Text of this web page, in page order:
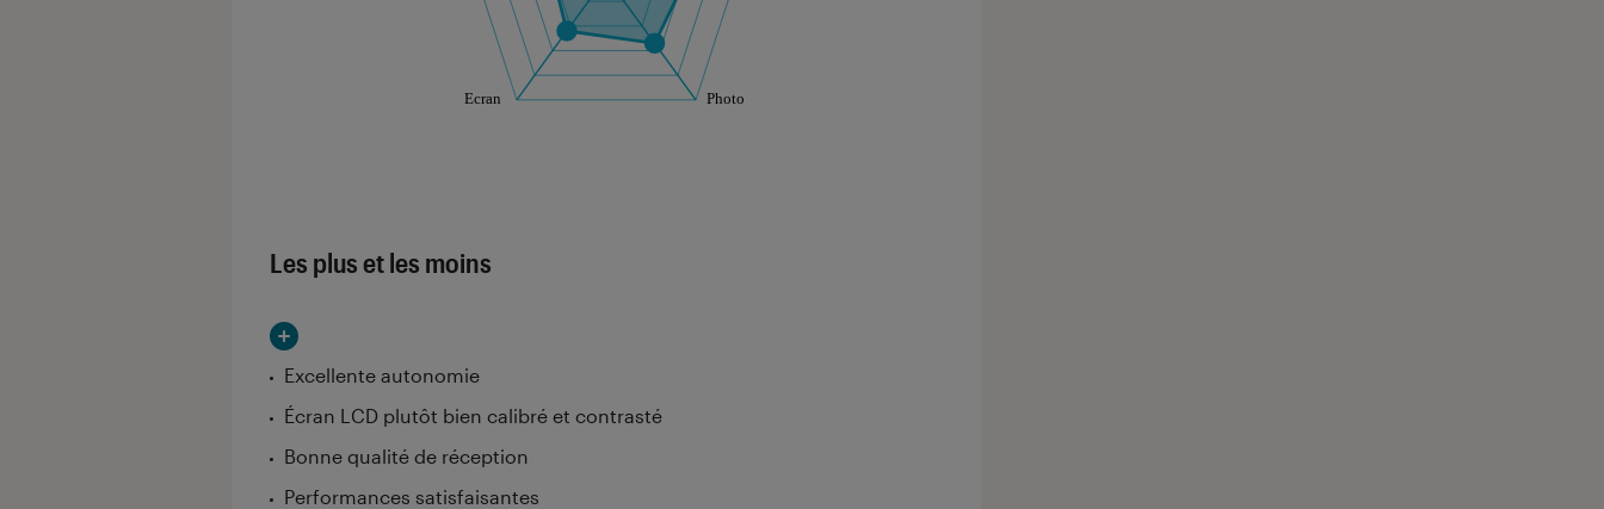
Les plus et les moins
Excellente autonomie
Écran LCD plutôt bien calibré et contrasté
Bonne qualité de réception
Performances satisfaisantes